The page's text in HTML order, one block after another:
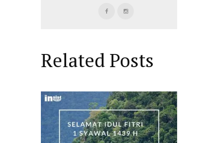
Related Posts